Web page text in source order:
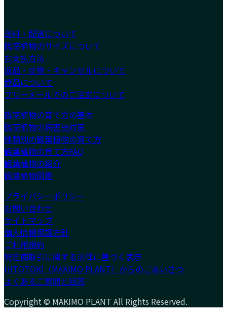
送料・配送について
観葉植物のサイズについて
お支払方法
返品・交換・キャンセルについて
商品について
フリーメールでのご注文について
観葉植物の育て方の基本
観葉植物の病害虫対策
種類別の観葉植物の育て方
観葉植物の育て方FAQ
観葉植物の紹介
観葉植物図鑑
プライバシーポリシー
お問い合わせ
サイトマップ
個人情報保護方針
ご利用規約
特定商取引に関する法律に基づく表示
HITOTOKI（MAKIMO PLANT）からのごあいさつ
よくあるご質問と回答
Copyright © MAKIMO PLANT All Rights Reserved.